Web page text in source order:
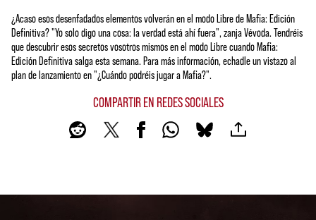
¿Acaso esos desenfadados elementos volverán en el modo Libre de Mafia: Edición
Definitiva? "Yo solo digo una cosa: la verdad está ahí fuera", zanja Vévoda. Tendréis
que descubrir esos secretos vosotros mismos en el modo Libre cuando Mafia:
Edición Definitiva salga esta semana. Para más información, echadle un vistazo al
plan de lanzamiento en "¿Cuándo podréis jugar a Mafia?".
COMPARTIR EN REDES SOCIALES